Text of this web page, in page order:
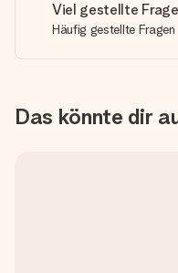
Viel gestellte
Häufig gestellte Fragen
Das könnte dir